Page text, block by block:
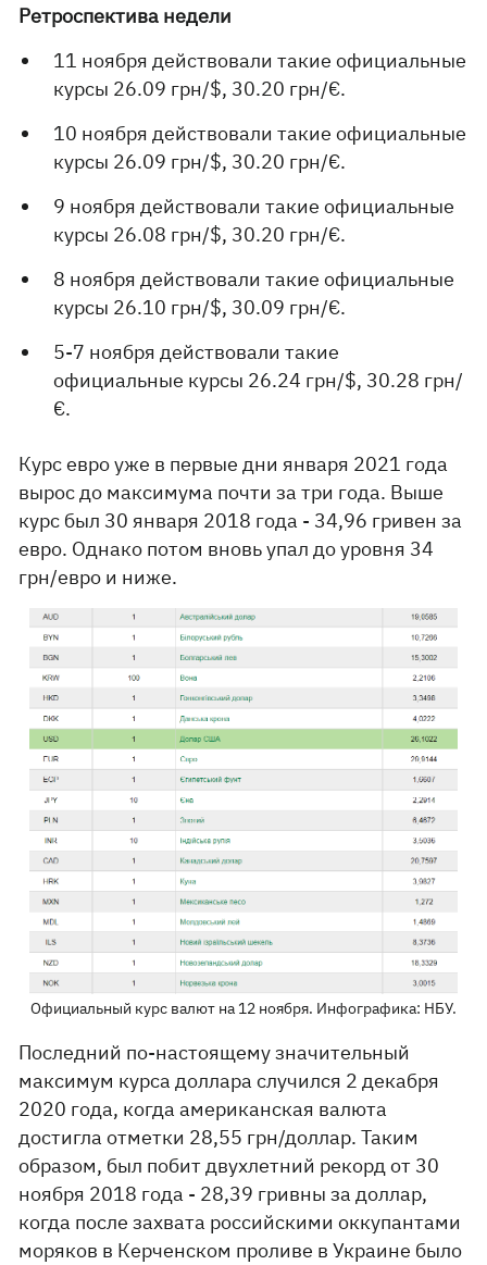
Ретроспектива недели
11 ноября действовали такие официальные
курсы 26.09 грн/$, 30.20 грн/€.
10 ноября действовали такие официальные
курсы 26.09 грн/$, 30.20 грн/€.
9 ноября действовали такие официальные
курсы 26.08 грн/$, 30.20 грн/€.
8 ноября действовали такие официальные
курсы 26.10 грн/$, 30.09 грн/€.
5-7 ноября действовали такие
официальные курсы 26.24 грн/$, 30.28 грн/
€.
Курс евро уже в первые дни января 2021 года
вырос до максимума почти за три года. Выше
курс был 30 января 2018 года - 34,96 гривен за
евро. Однако потом вновь упал до уровня 34
грн/евро и ниже.
Официальный курс валют на 12 ноября. Инфографика: НБУ.
Последний по-настоящему значительный
максимум курса доллара случился 2 декабря
2020 года, когда американская валюта
достигла отметки 28,55 грн/доллар. Таким
образом, был побит двухлетний рекорд от 30
ноября 2018 года - 28,39 гривны за доллар,
когда после захвата российскими оккупантами
моряков в Керченском проливе в Украине было